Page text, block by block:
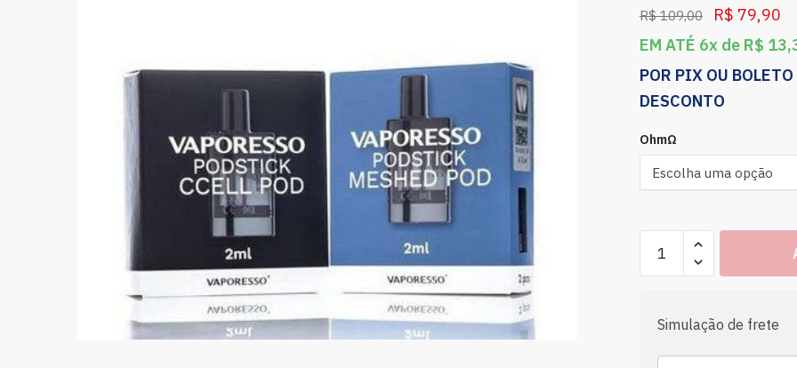
R$109,00 R$ 79,90
EM ATÉ 6x de R$
POR PIX OU BOLETO
DESCONTO
OhmΩ
Simulação de frete